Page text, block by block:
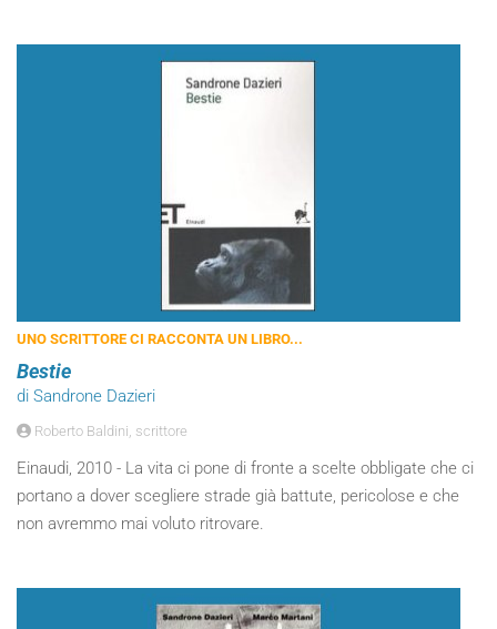
UNO SCRITTORE CI RACCONTA UN LIBRO...
Bestie
di Sandrone Dazieri
Roberto Baldini, scrittore
Einaudi, 2010 - La vita ci pone di fronte a scelte obbligate che ci
portano a dover scegliere strade già battute, pericolose e che
non avremmo mai voluto ritrovare.